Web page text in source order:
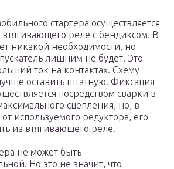
стартера осуществляется
втягивающего реле с бендиксом. В
никакой необходимости, но
лишним не будет. Это
ток на контактах. Схему
оставить штатную. Фиксация
посредством сварки в
сцепления, но, в
используемого редуктора, его
из втягивающего реле.
не может быть
Но это не значит, что